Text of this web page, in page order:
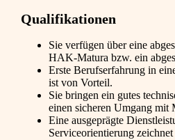
Qualifikationen
Sie verfügen über eine
HAK-Matura bzw. ein
Erste Berufserfahrung in
ist von Vorteil.
Sie bringen ein gutes
einen sicheren Umgang mit
Eine ausgeprägte
Serviceorientierung